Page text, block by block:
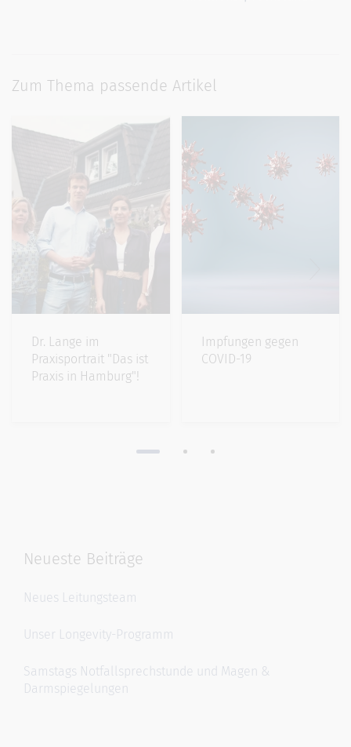
Zum Thema passende Artikel
Dr. Lange im
Praxisportrait "Das ist
Praxis in Hamburg"!
Impfungen gegen
COVID-19
Neueste Beiträge
Neues Leitungsteam
Unser Longevity-Programm
Samstags Notfallsprechstunde und Magen &
Darmspiegelungen